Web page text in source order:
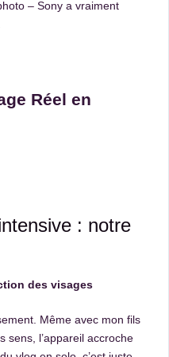
– Sony a vraiment
Réel en
: notre
des visages
Même avec mon fils
sens, l’appareil accroche